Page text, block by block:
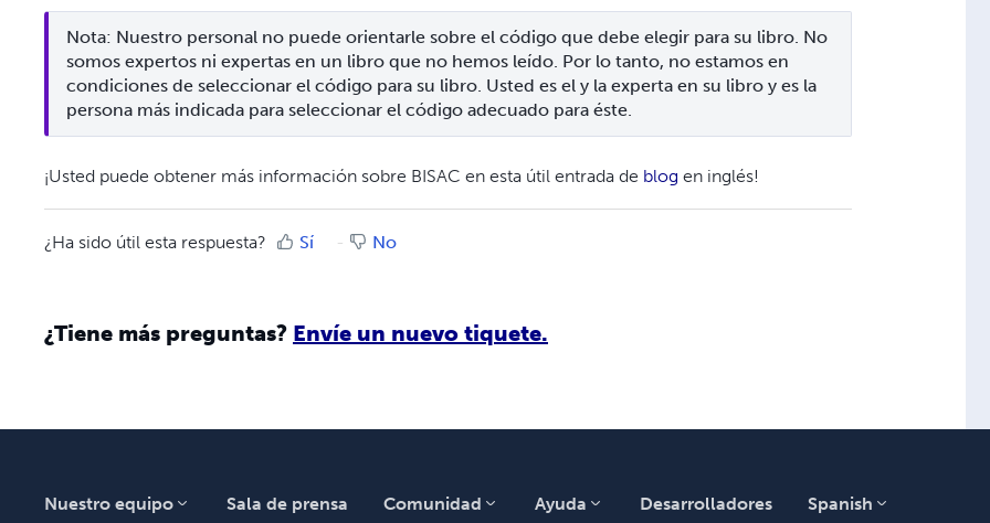
Nota: Nuestro personal no puede orientarle sobre el código que debe elegir para su libro. No
somos expertos ni expertas en un libro que no hemos leído. Por lo tanto, no estamos en
condiciones de seleccionar el código para su libro. Usted es el y la experta en su libro y es la
persona más indicada para seleccionar el código adecuado para éste.
¡Usted puede obtener más información sobre BISAC en esta útil entrada de blog en inglés!
¿Ha sido útil esta respuesta? Sí No
¿Tiene más preguntas? Envíe un nuevo tiquete.
Nuestro equipo Sala de prensa Comunidad Ayuda Desarrolladores Spanish